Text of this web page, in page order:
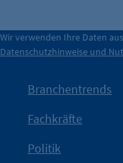
IHK?“wurde bewusst
mit Haltung.
Die Unternehmer
der Berliner
Durch ihre
Wir verwenden Ihre Daten
Datenschutzhinweise und
Branchentrends
Fachkräfte
Politik